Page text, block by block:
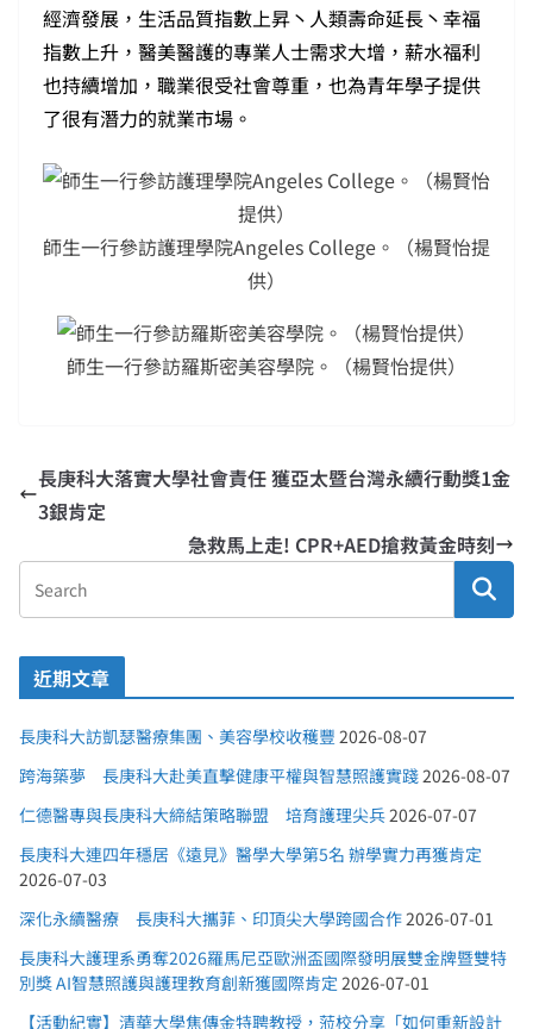
經濟發展，生活品質指數上昇丶人類壽命延長丶幸福
指數上升，醫美醫護的專業人士需求大增，薪水福利
也持續增加，職業很受社會尊重，也為青年學子提供
了很有潛力的就業市場。
師生一行參訪護理學院Angeles College。（楊賢怡提
供）
師生一行參訪羅斯密美容學院。（楊賢怡提供）
長庚科大落實大學社會責任 獲亞太暨台灣永續行動獎1金
3銀肯定
急救馬上走! CPR+AED搶救黃金時刻
近期文章
長庚科大訪凱瑟醫療集團、美容學校收穫豐 2026-08-07
跨海築夢 長庚科大赴美直擊健康平權與智慧照護實踐2026-08-07
仁德醫專與長庚科大締結策略聯盟 培育護理尖兵2026-07-07
長庚科大連四年穩居《遠見》醫學大學第5名 辦學實力再獲肯定
2026-07-03
深化永續醫療 長庚科大攜菲、印頂尖大學跨國合作2026-07-01
長庚科大護理系勇奪2026羅馬尼亞歐洲盃國際發明展雙金牌暨雙特
別獎 AI智慧照護與護理教育創新獲國際肯定 2026-07-01
【活動紀實】清華大學焦傳金特聘教授，蒞校分享「如何重新設計